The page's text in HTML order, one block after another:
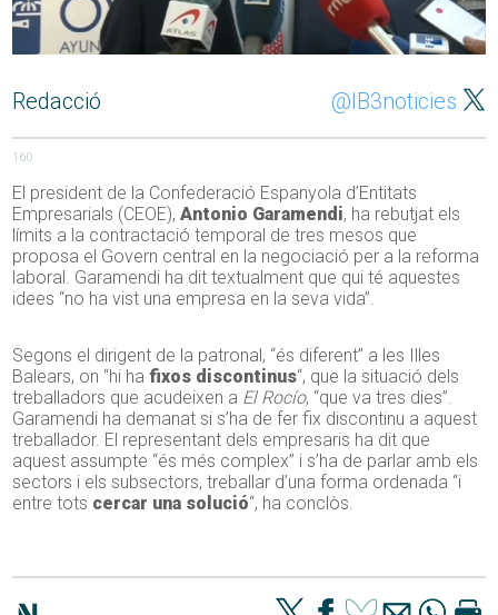
Redacció @IB3noticies
160
El president de la Confederació Espanyola d’Entitats
Empresarials (CEOE),Antonio Garamendi, ha rebutjat els
límits a la contractació temporal de tres mesos que
proposa el Govern central en la negociació per a la reforma
laboral. Garamendi ha dit textualment que qui té aquestes
idees “no ha vist una empresa en la seva vida”.
Segons el dirigent de la patronal, “és diferent” a les Illes
Balears, on “hi hafixos discontinus“, que la situació dels
treballadors que acudeixen a El Rocío, “que va tres dies”.
Garamendi ha demanat si s’ha de fer fix discontinu a aquest
treballador. El representant dels empresaris ha dit que
aquest assumpte “és més complex” i s’ha de parlar amb els
sectors i els subsectors, treballar d’una forma ordenada “i
entre tots cercar una solució“, ha conclòs.